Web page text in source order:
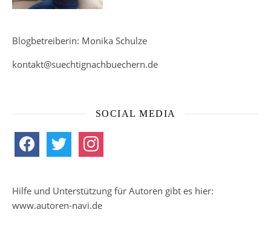
Blogbetreiberin: Monika Schulze
kontakt@suechtignachbuechern.de
SOCIAL MEDIA
facebook twitter instagram
Hilfe und Unterstützung für Autoren gibt es hier:
www.autoren-navi.de